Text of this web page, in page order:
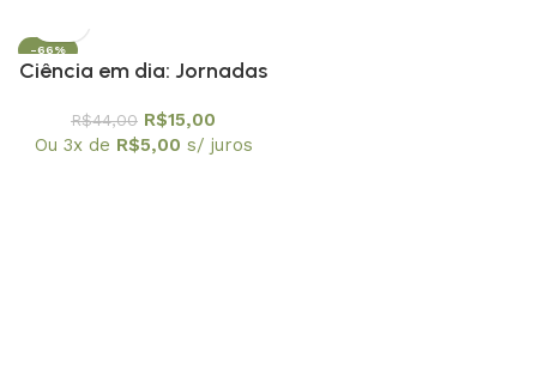
-66%
Ciência em dia: Jornadas
Ciência Alimentando o
R$44,00 R$15,00
Ou 3x de R$5,00 s/ juros